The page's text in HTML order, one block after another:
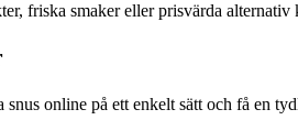
friska smaker eller prisvärda
online på ett enkelt sätt och få en